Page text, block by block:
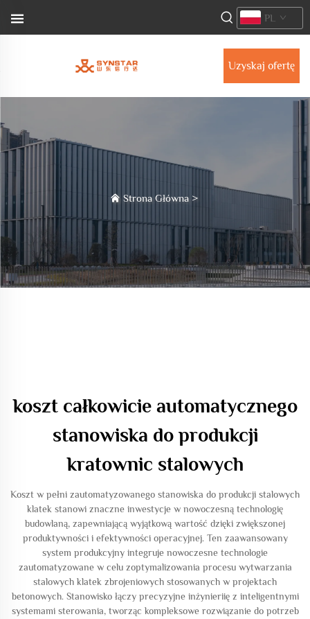
Uzyskaj ofertę
PL
Strona Główna>
koszt całkowicie automatycznego
stanowiska do produkcji
kratownic stalowych
Koszt w pełni zautomatyzowanego stanowiska do produkcji stalowych
klatek stanowi znaczne inwestycje w nowoczesną technologię
budowlaną, zapewniającą wyjątkową wartość dzięki zwiększonej
produktywności i efektywności operacyjnej. Ten zaawansowany
system produkcyjny integruje nowoczesne technologie
zautomatyzowane w celu zoptymalizowania procesu wytwarzania
stalowych klatek zbrojeniowych stosowanych w projektach
betonowych. Stanowisko łączy precyzyjne inżynieriię z inteligentnymi
systemami sterowania, tworząc kompleksowe rozwiązanie do potrzeb